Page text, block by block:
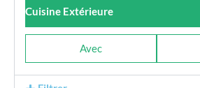
Cuisine Extérieure
Avec